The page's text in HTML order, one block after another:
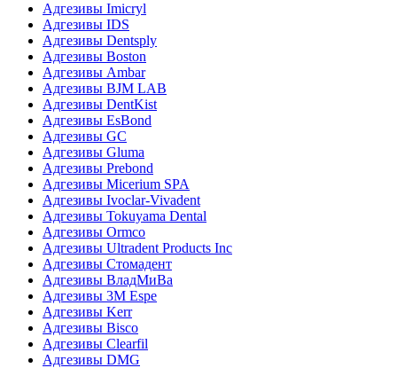
Адгезивы Imicryl
Адгезивы IDS
Адгезивы Dentsply
Адгезивы Boston
Адгезивы Ambar
Адгезивы BJM LAB
Адгезивы DentKist
Адгезивы EsBond
Адгезивы GC
Адгезивы Gluma
Адгезивы Prebond
Адгезивы Micerium SPA
Адгезивы Ivoclar-Vivadent
Адгезивы Tokuyama Dental
Адгезивы Ormco
Адгезивы Ultradent Products Inc
Адгезивы Стомадент
Адгезивы ВладМиВа
Адгезивы 3M Espe
Адгезивы Kerr
Адгезивы Bisco
Адгезивы Clearfil
Адгезивы DMG